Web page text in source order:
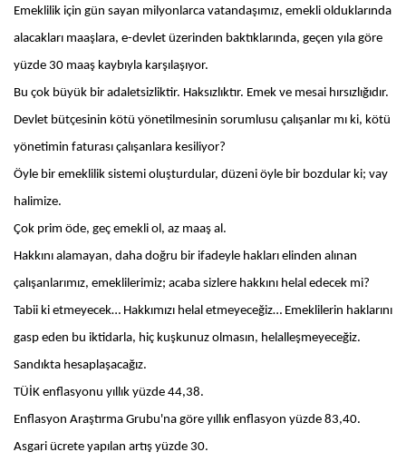
Emeklilik için gün sayan milyonlarca vatandaşımız, emekli olduklarında
alacakları maaşlara, e-devlet üzerinden baktıklarında, geçen yıla göre
yüzde 30 maaş kaybıyla karşılaşıyor.
Bu çok büyük bir adaletsizliktir. Haksızlıktır. Emek ve mesai hırsızlığıdır.
Devlet bütçesinin kötü yönetilmesinin sorumlusu çalışanlar mı ki, kötü
yönetimin faturası çalışanlara kesiliyor?
Öyle bir emeklilik sistemi oluşturdular, düzeni öyle bir bozdular ki; vay
halimize.
Çok prim öde, geç emekli ol, az maaş al.
Hakkını alamayan, daha doğru bir ifadeyle hakları elinden alınan
çalışanlarımız, emeklilerimiz; acaba sizlere hakkını helal edecek mi?
Tabii ki etmeyecek… Hakkımızı helal etmeyeceğiz… Emeklilerin haklarını
gasp eden bu iktidarla, hiç kuşkunuz olmasın, helalleşmeyeceğiz.
Sandıkta hesaplaşacağız.
TÜİK enflasyonu yıllık yüzde 44,38.
Enflasyon Araştırma Grubu'na göre yıllık enflasyon yüzde 83,40.
Asgari ücrete yapılan artış yüzde 30.